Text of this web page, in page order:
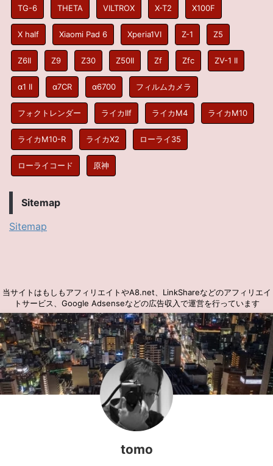
TG-6 THETA VILTROX X-T2 X100F
X half Xiaomi Pad 6 Xperia1VI Z-1 Z5
Z6II Z9 Z30 Z50II Zf Zfc ZV-1 II
α1 II α7CR α6700 フィルムカメラ
フォクトレンダー ライカIIf ライカM4 ライカM10
ライカM10-R ライカX2 ローライ35
ローライコード 原神
Sitemap
Sitemap
当サイトはもしもアフィリエイトやA8.net、LinkShareなどのアフィリエイ
トサービス、Google Adsenseなどの広告収入で運営を行っています
tomo